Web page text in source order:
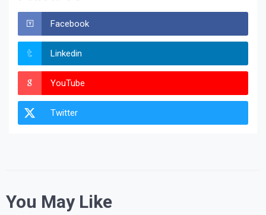
Facebook
Linkedin
YouTube
Twitter
You May Like